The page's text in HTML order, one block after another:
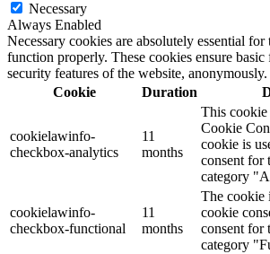
Necessary
Always Enabled
Necessary cookies are absolutely essential for
function properly. These cookies ensure
security features of the website, anonymously.
Cookie
Duration
cookielawinfo-
checkbox-analytics
11
months
This cookie
Cookie
cookie is
consent for
category
cookielawinfo-
checkbox-functional
11
months
The cookie
cookie
consent for
category